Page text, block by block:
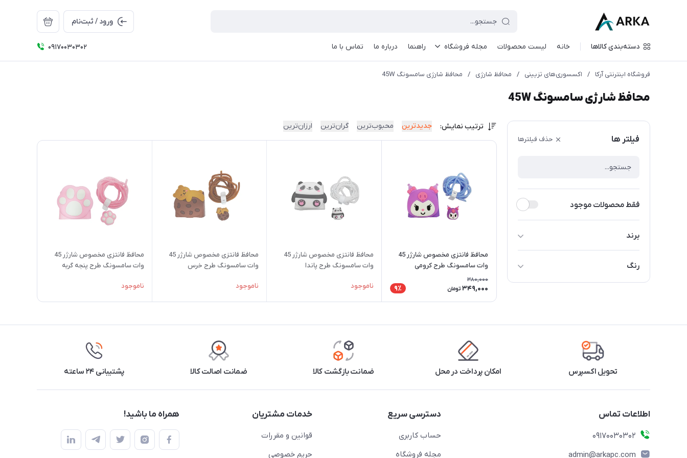
ورود / ثبت‌نام
دسته‌بندی کالاها خانه لیست محصولات مجله فروشگاه راهنما درباره ما تماس با ما 09170030302
فروشگاه اینترنتی آرکا / اکسسوری‌های تزیینی / محافظ شارژی / محافظ شارژی سامسونگ 45W
محافظ شارژی سامسونگ 45W
فیلتر ها حذف فیلترها
فقط محصولات موجود
برند
رنگ
قهوه‌ای
ترتیب نمایش: جدیدترین محبوب‌ترین گران‌ترین ارزان‌ترین
محافظ فانتزی مخصوص شارژر 45
وات سامسونگ طرح کرومی
380,000
349,000 تومان 9٪
محافظ فانتزی مخصوص شارژر 45
وات سامسونگ طرح پاندا
ناموجود
محافظ فانتزی مخصوص شارژر 45
وات سامسونگ طرح خرس
ناموجود
محافظ فانتزی مخصوص شارژر 45
وات سامسونگ طرح پنجه گربه
ناموجود
تحویل اکسپرس امکان پرداخت در محل ضمانت بازگشت کالا ضمانت اصالت کالا پشتیبانی ۲۴ ساعته
اطلاعات تماس
09170030302
admin@arkapc.com
دسترسی سریع
حساب کاربری
مجله فروشگاه
خدمات مشتریان
قوانین و مقررات
حریم خصوصی
همراه ما باشید!